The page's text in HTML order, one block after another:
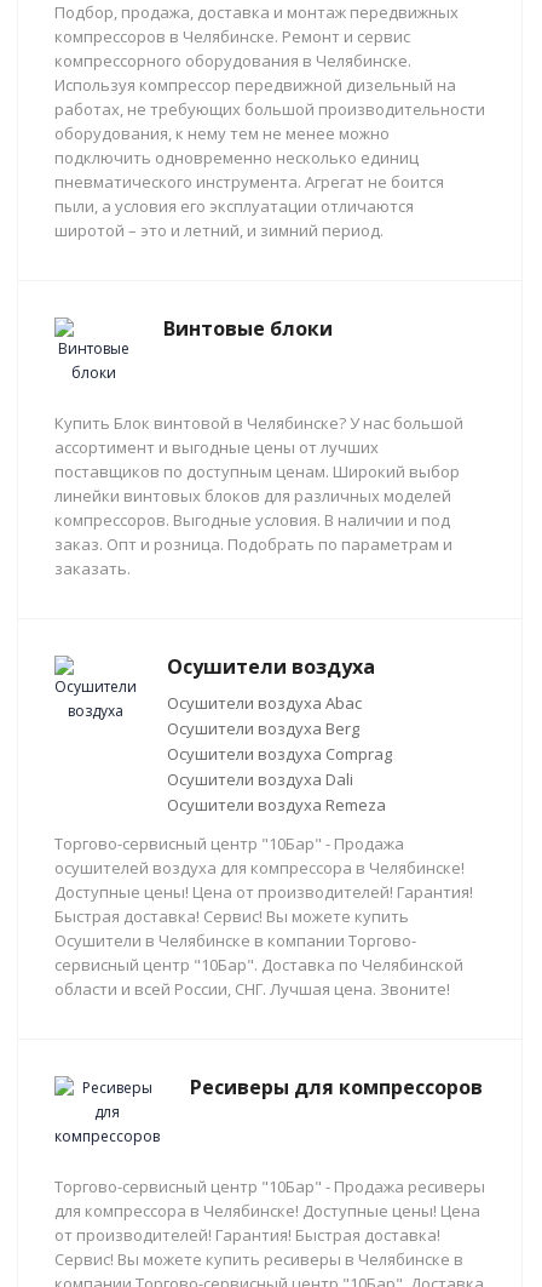
Подбор, продажа, доставка и монтаж передвижных
компрессоров в Челябинске. Ремонт и сервис
компрессорного оборудования в Челябинске.
Используя компрессор передвижной дизельный на
работах, не требующих большой производительности
оборудования, к нему тем не менее можно
подключить одновременно несколько единиц
пневматического инструмента. Агрегат не боится
пыли, а условия его эксплуатации отличаются
широтой – это и летний, и зимний период.
Винтовые блоки
Купить Блок винтовой в Челябинске? У нас большой
ассортимент и выгодные цены от лучших
поставщиков по доступным ценам. Широкий выбор
линейки винтовых блоков для различных моделей
компрессоров. Выгодные условия. В наличии и под
заказ. Опт и розница. Подобрать по параметрам и
заказать.
Осушители воздуха
Осушители воздуха Abac
Осушители воздуха Berg
Осушители воздуха Comprag
Осушители воздуха Dali
Осушители воздуха Remeza
Торгово-сервисный центр "10Бар" - Продажа
осушителей воздуха для компрессора в Челябинске!
Доступные цены! Цена от производителей! Гарантия!
Быстрая доставка! Сервис! Вы можете купить
Осушители в Челябинске в компании Торгово-
сервисный центр "10Бар". Доставка по Челябинской
области и всей России, СНГ. Лучшая цена. Звоните!
Ресиверы для компрессоров
Торгово-сервисный центр "10Бар" - Продажа ресиверы
для компрессора в Челябинске! Доступные цены! Цена
от производителей! Гарантия! Быстрая доставка!
Сервис! Вы можете купить ресиверы в Челябинске в